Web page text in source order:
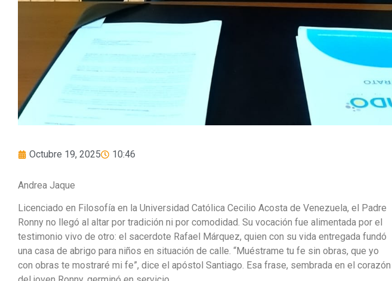
Octubre 19, 2025 10:46
Andrea Jaque
Licenciado en Filosofía en la Universidad Católica Cecilio Acosta de Venezuela, el Padre
Ronny no llegó al altar por tradición ni por comodidad. Su vocación fue alimentada por el
testimonio vivo de otro: el sacerdote Rafael Márquez, quien con su vida entregada fundó
una casa de abrigo para niños en situación de calle. “Muéstrame tu fe sin obras, que yo
con obras te mostraré mi fe”, dice el apóstol Santiago. Esa frase, sembrada en el corazón